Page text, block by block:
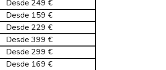
Desde 249 €
Desde 159 €
Desde 229 €
Desde 399 €
Desde 299 €
Desde 169 €